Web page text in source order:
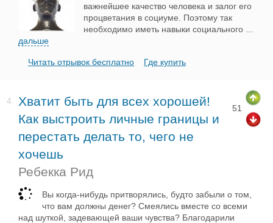
важнейшее качество человека и залог его
процветания в социуме. Поэтому так
необходимо иметь навыки социального
дальше
Читать отрывок бесплатно Где купить
4.
Хватит быть для всех хорошей!
Как выстроить личные границы и
перестать делать то, чего не
хочешь
Ребекка Рид
51
Вы когда-нибудь притворялись, будто забыли о том,
что вам должны денег? Смеялись вместе со всеми
над шуткой, задевающей ваши чувства? Благодарили